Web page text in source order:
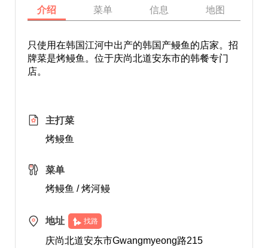
介绍 菜单 信息 地图
只使用在韩国江河中出产的韩国产鳗鱼的店家。招
牌菜是烤鳗鱼。位于庆尚北道安东市的韩餐专门
店。
主打菜
烤鳗鱼
菜单
烤鳗鱼 / 烤河鳗
地址 找路
庆尚北道安东市Gwangmyeong路215